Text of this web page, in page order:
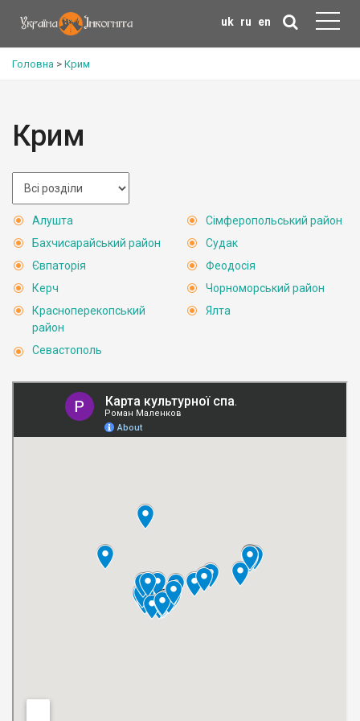
uk ru en
Головна > Крим
Крим
Алушта
Бахчисарайський район
Євпаторія
Керч
Красноперекопський
район
Севастополь
Сімферопольський район
Судак
Феодосія
Чорноморський район
Ялта